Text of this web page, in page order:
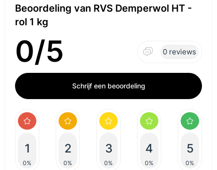
Beoordeling van RVS Demperwol HT -
rol 1 kg
0/5 0 reviews
Schrijf een beoordeling
1
0%
2
0%
3
0%
4
0%
5
0%